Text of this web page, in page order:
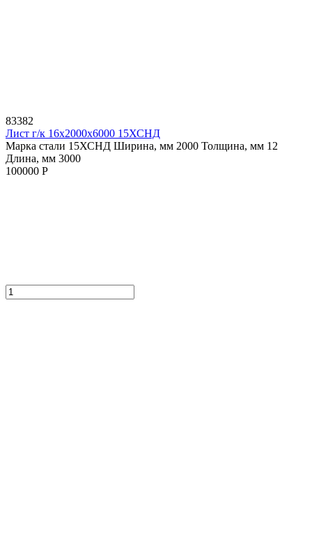
83382
Лист г/к 16х2000х6000 15ХСНД
Марка стали 15ХСНД Ширина, мм 2000 Толщина, мм 12
Длина, мм 3000
100000 Р